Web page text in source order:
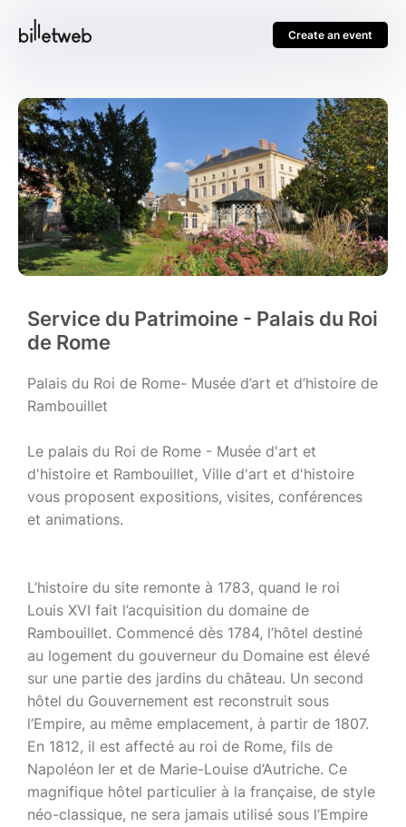
Create an event
Service du Patrimoine - Palais du Roi
de Rome
Palais du Roi de Rome- Musée d’art et d’histoire de
Rambouillet
Le palais du Roi de Rome - Musée d'art et
d'histoire et Rambouillet, Ville d'art et d'histoire
vous proposent expositions, visites, conférences
et animations.
L’histoire du site remonte à 1783, quand le roi
Louis XVI fait l’acquisition du domaine de
Rambouillet. Commencé dès 1784, l’hôtel destiné
au logement du gouverneur du Domaine est élevé
sur une partie des jardins du château. Un second
hôtel du Gouvernement est reconstruit sous
l’Empire, au même emplacement, à partir de 1807.
En 1812, il est affecté au roi de Rome, fils de
Napoléon Ier et de Marie-Louise d’Autriche. Ce
magnifique hôtel particulier à la française, de style
néo-classique, ne sera jamais utilisé sous l’Empire